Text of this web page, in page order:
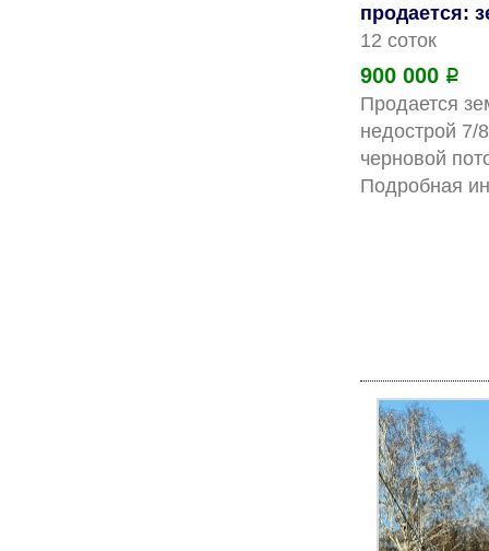
продается:
12 соток
900 000 Р
Продается
недострой 7/
черновой